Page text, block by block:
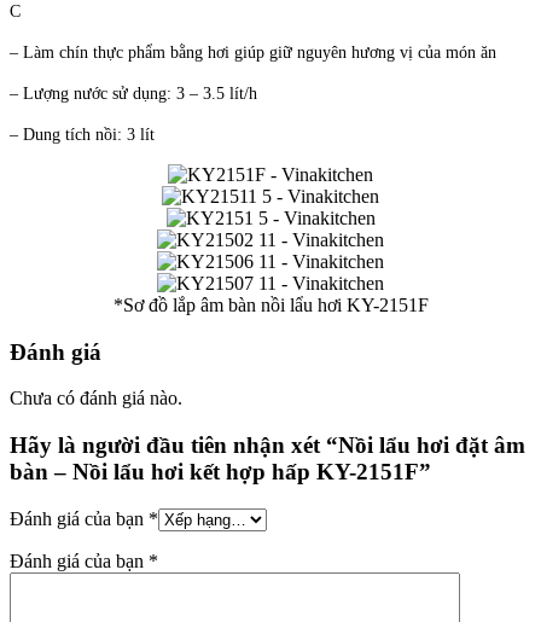
C
– Làm chín thực phẩm bằng hơi giúp giữ nguyên hương vị của món ăn
– Lượng nước sử dụng: 3 – 3.5 lít/h
– Dung tích nồi: 3 lít
*Sơ đồ lắp âm bàn nồi lẩu hơi KY-2151F
Đánh giá
Chưa có đánh giá nào.
Hãy là người đầu tiên nhận xét “Nồi lẩu hơi đặt âm
bàn – Nồi lẩu hơi kết hợp hấp KY-2151F”
Đánh giá của bạn *
Đánh giá của bạn *